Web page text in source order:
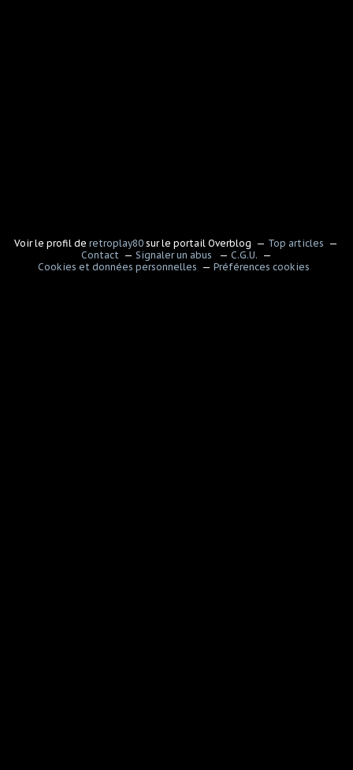
Voir le profil deretroplay80 sur le portail Overblog
Top articles
Contact
Signaler un abus
C.G.U.
Cookies et données personnelles
Préférences cookies